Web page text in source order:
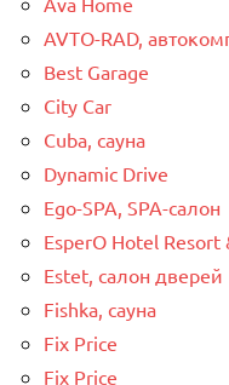
AVTO-RAD,
Best Garage
City Car
Cuba, сауна
Dynamic Drive
Ego-SPA, SPA-салон
EsperO Hotel
Estet, салон дверей
Fishka, сауна
Fix Price
Fix Price